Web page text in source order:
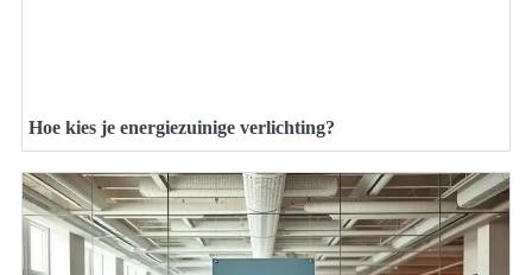
Hoe kies je energiezuinige verlichting?